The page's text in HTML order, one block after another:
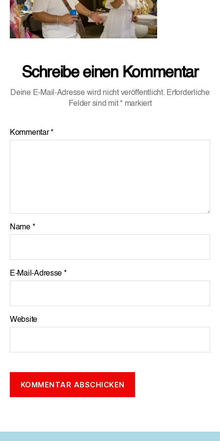
Schreibe einen Kommentar
Deine E-Mail-Adresse wird nicht veröffentlicht. Erforderliche
Felder sind mit * markiert
Kommentar*
Name *
E-Mail-Adresse *
Website